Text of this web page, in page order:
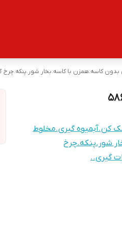
کاسه.همزن با کاسه.بخار
کن.آبمیوه گیری.مخلوط
شور.پنکه.چرخ
گیری..